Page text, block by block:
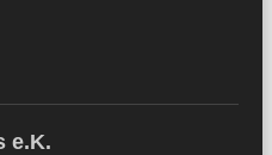
e.K.